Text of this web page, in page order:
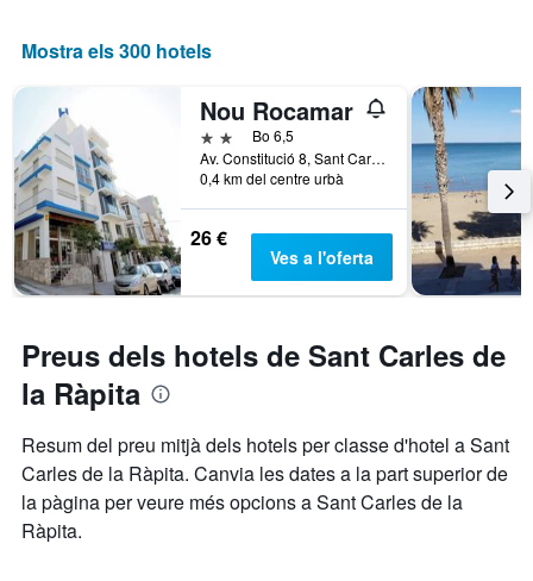
el
preu
mitjà
d'una
habitació
per
a
aquest
cap
de
setmana,
els
darrers
dies
que
el
nombre
de
dies
abans
de
l'estada
El
gràfic
té
Y
que
mostra
preu
mitjà
d'una
habitació
Mostra els 300 hotels
Nou Rocamar
2 estrelles
Bo 6,5
Av. Constitució 8, Sant Carles de la Ràpita, Catalunya, Espanya
0,4 km del centre urbà
26 €
Ves a l'oferta
Preus dels hotels de Sant Carles de
la Ràpita
Resum del preu mitjà dels hotels per classe d'hotel a Sant
Carles de la Ràpita. Canvia les dates a la part superior de
la pàgina per veure més opcions a Sant Carles de la
Ràpita.